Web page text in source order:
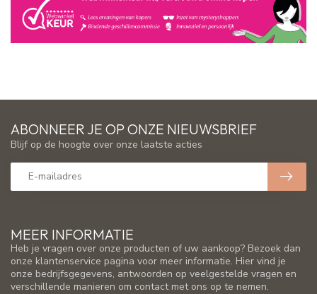
MEER INFORMATIE
Heb je vragen over onze producten of uw aankoop? Bezoek dan
onze klantenservice pagina voor meer informatie. Hier vind je
onze bedrijfsgegevens, antwoorden op veelgestelde vragen en
verschillende manieren om contact met ons op te nemen.
ABONNEER JE OP ONZE NIEUWSBRIEF
Blijf op de hoogte over onze laatste acties